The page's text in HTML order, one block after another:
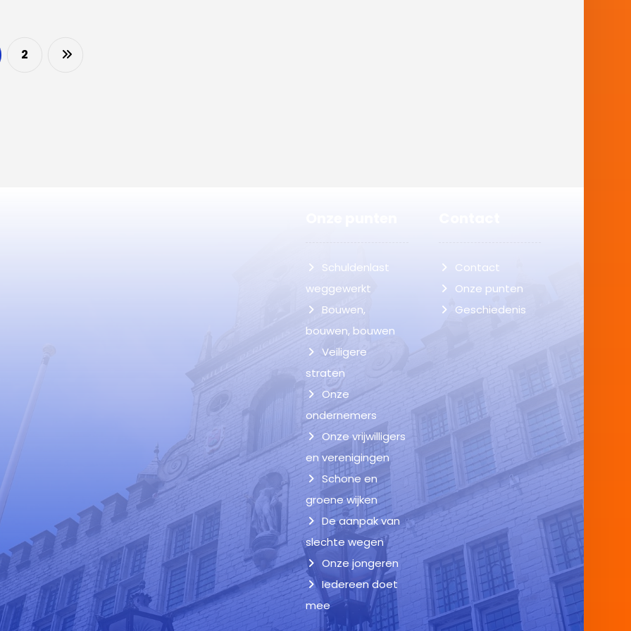
2
Schuldenlast
weggewerkt
Bouwen,
bouwen, bouwen
Veiligere
straten
Onze
ondernemers
Onze vrijwilligers
en verenigingen
Schone en
groene wijken
De aanpak van
slechte wegen
Onze jongeren
Iedereen doet
mee
Contact
Onze punten
Geschiedenis